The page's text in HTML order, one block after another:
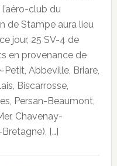
club du
de Stampe aura lieu
jour, 25 SV-4 de
en provenance de
Abbeville, Briare,
Biscarrosse,
Persan-Beaumont,
Chavenay-
[…]